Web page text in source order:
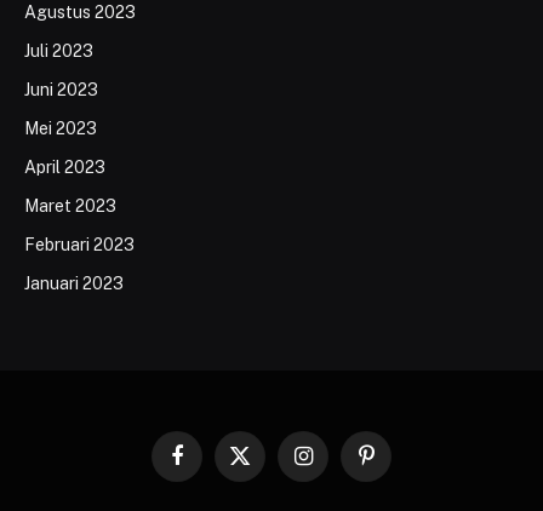
Agustus 2023
Juli 2023
Juni 2023
Mei 2023
April 2023
Maret 2023
Februari 2023
Januari 2023
Facebook
X
InstagramPinterest